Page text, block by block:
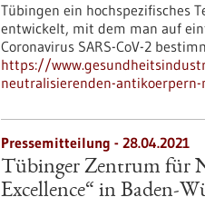
Tübingen ein hochspezifisches
entwickelt, mit dem man auf
Coronavirus SARS-CoV-2
https://
neutralisierenden-
Pressemitteilung - 28.04.2021
Tübinger Zentrum für
Excellence“ in Baden-